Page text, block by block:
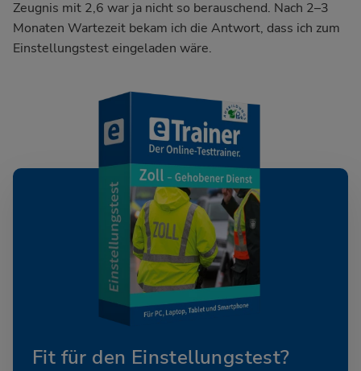
Zeugnis mit 2,6 war ja nicht so berauschend. Nach 2–3
Monaten Wartezeit bekam ich die Antwort, dass ich zum
Einstellungstest eingeladen wäre.
Fit für den Einstellungstest?